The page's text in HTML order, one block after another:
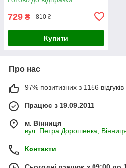
729 ₴ 810 ₴
Купити
Про нас
97% позитивних з 1156 відгуків
Працює з 19.09.2011
м. Вінниця
вул. Петра Дорошенка,
Контакти